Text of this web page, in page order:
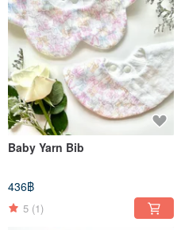
Baby Yarn Bib
436฿
5 (1)